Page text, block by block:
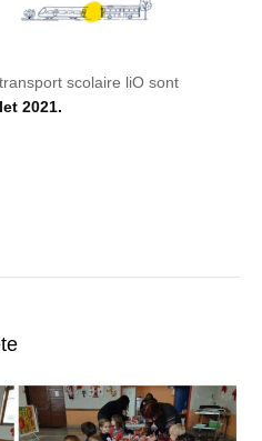
scolaire liO sont
2021.